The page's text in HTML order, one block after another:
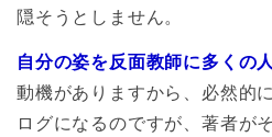
隠そうとしません。
自分の姿を反面教師に多くの
動機がありますから、必然的
ログになるのですが、著者が